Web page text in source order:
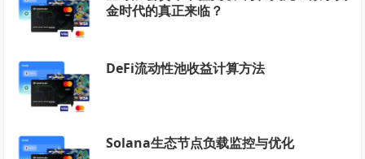
金时代的真正来临？
DeFi流动性池收益计算方法
Solana生态节点负载监控与优化